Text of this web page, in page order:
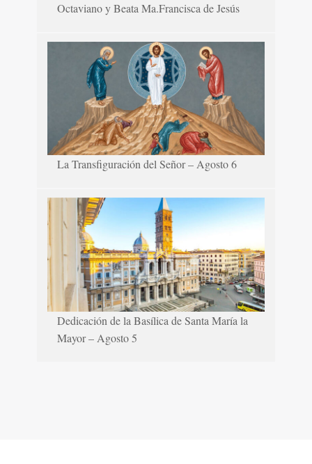
Octaviano y Beata Ma.Francisca de Jesús
La Transfiguración del Señor – Agosto 6
Dedicación de la Basílica de Santa María la
Mayor – Agosto 5